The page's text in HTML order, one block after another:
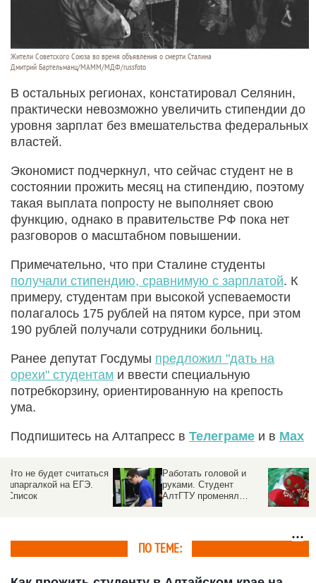
Жители Советского Союза во время объявления о смерти Сталина
Дмитрий Бартельманц/МАММ/МДФ/russfoto
В остальных регионах, констатировал Селянин,
практически невозможно увеличить стипендии до
уровня зарплат без вмешательства федеральных
властей.
Экономист подчеркнул, что сейчас студент не в
состоянии прожить месяц на стипендию, поэтому
такая выплата попросту не выполняет свою
функцию, однако в правительстве РФ пока нет
разговоров о масштабном повышении.
Примечательно, что при Сталине студенты
получали стипендию, сравнимую с зарплатой. К
примеру, студентам при высокой успеваемости
полагалось 175 рублей на пятом курсе, при этом
190 рублей получали сотрудники больниц.
Ранее депутат Госдумы предложил "дать на
орехи" студентам и ввести специальную
потребкорзину, ориентированную на крепость
ума.
Подпишитесь на Алтапресс в Телеграме и в Max
Работать головой и
руками. Студент
АлтГТУ променял
бюджет на целевое и
В российских школах
хотят ввести уроки по
выпечке куличей и
росписи пасхальных
ПО ТЕМЕ: